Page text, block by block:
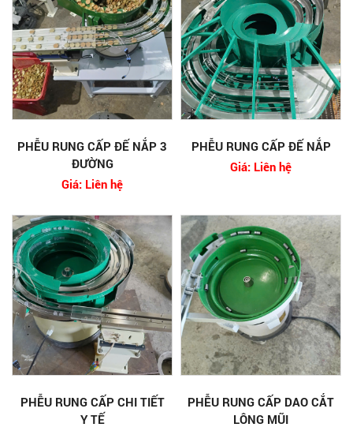
PHỄU RUNG CẤP ĐẾ NẮP 3
ĐƯỜNG
Giá: Liên hệ
PHỄU RUNG CẤP ĐẾ NẮP
Giá: Liên hệ
PHỄU RUNG CẤP CHI TIẾT
Y TẾ
PHỄU RUNG CẤP DAO CẮT
LÔNG MŨI